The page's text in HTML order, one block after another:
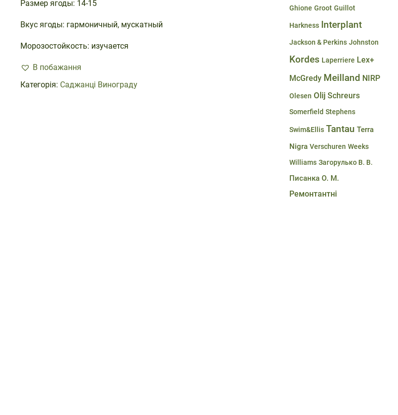
Размер ягоды: 14-15
Вкус ягоды: гармоничный, мускатный
Морозостойкость: изучается
В побажання
Категорія: Саджанці Винограду
Ghione Groot Guillot
Harkness Interplant
Jackson & Perkins Johnston
Kordes Laperriere Lex+
McGredy Meilland NIRP
Olesen Olij Schreurs
Somerfield Stephens
Swim&Ellis Tantau Terra
Nigra Verschuren Weeks
Williams Загорулько В. В.
Писанка О. М.
Ремонтантні